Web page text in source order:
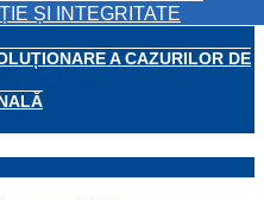
ȘI INTEGRITATE
A CAZURILOR DE